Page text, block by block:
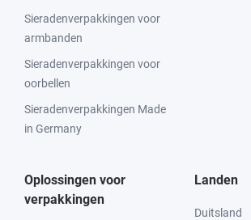
Sieradenverpakkingen voor
armbanden
Sieradenverpakkingen voor
oorbellen
Sieradenverpakkingen Made
in Germany
Oplossingen voor
verpakkingen
Landen
Duitsland